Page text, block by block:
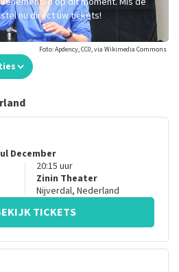
nu direct uw tickets!
Foto: Apdency, CC0, via Wikimedia Commons
December
20:15 uur
Zinin Theater
Nijverdal, Nederland
TICKETS